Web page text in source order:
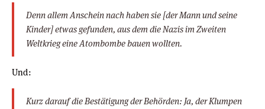
Denn allem Anschein nach haben sie [der Mann und seine
Kinder] etwas gefunden, aus dem die Nazis im Zweiten
Weltkrieg eine Atombombe bauen wollten.
Und:
Kurz darauf die Bestätigung der Behörden: Ja, der Klumpen